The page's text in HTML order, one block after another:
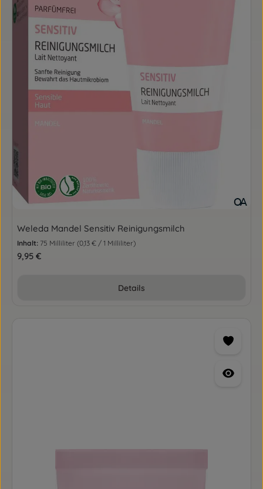
Weleda Mandel Sensitiv Reinigungsmilch
Inhalt: 75 Milliliter (0,13 € / 1 Milliliter)
Regulärer Preis:
9,95 €
Details